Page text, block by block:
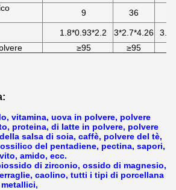
9 36
1.8*0.93*2.2 3*2.7*4.26
≥95 ≥95
vitamina, uova in polvere, polvere
proteina, di latte in polvere, polvere
salsa di soia, caffè, polvere del tè,
del pentadiene, pectina, sapori,
amido, ecc.
di zirconio, ossido di magnesio,
caolino, tutti i tipi di porcellana